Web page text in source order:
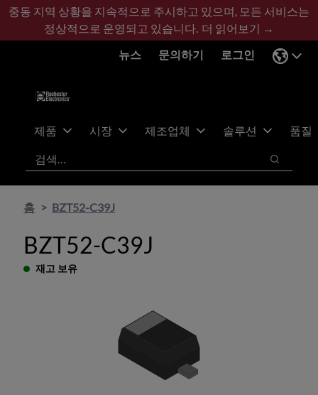
기
콘
바
글
중동 지역 상황을 지속적으로 주시하고 있으며, 모든 서비스는
정상적으로 운영되고 있습니다. 더 읽어보기 →
뉴스
문의하기 로그인
제품 시장 제조업체 솔루션
품질
검색
검색
홈 BZT52-C39J
BZT52-C39J
재고 보유